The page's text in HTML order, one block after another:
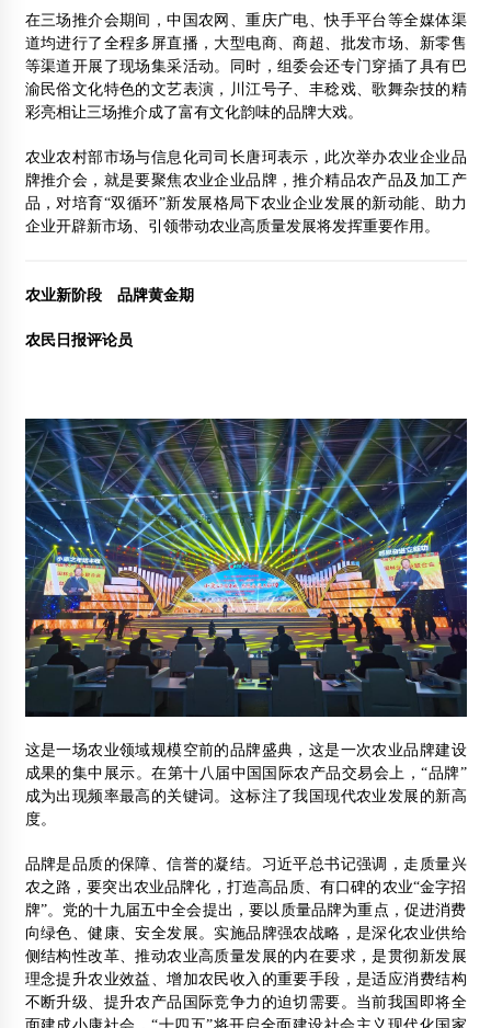
在三场推介会期间，中国农网、重庆广电、快手平台等全媒体渠
道均进行了全程多屏直播，大型电商、商超、批发市场、新零售
等渠道开展了现场集采活动。同时，组委会还专门穿插了具有巴
渝民俗文化特色的文艺表演，川江号子、丰稔戏、歌舞杂技的精
彩亮相让三场推介成了富有文化韵味的品牌大戏。
农业农村部市场与信息化司司长唐珂表示，此次举办农业企业品
牌推介会，就是要聚焦农业企业品牌，推介精品农产品及加工产
品，对培育“双循环”新发展格局下农业企业发展的新动能、助力
企业开辟新市场、引领带动农业高质量发展将发挥重要作用。
农业新阶段 品牌黄金期
农民日报评论员
这是一场农业领域规模空前的品牌盛典，这是一次农业品牌建设
成果的集中展示。在第十八届中国国际农产品交易会上，“品牌”
成为出现频率最高的关键词。这标注了我国现代农业发展的新高
度。
品牌是品质的保障、信誉的凝结。习近平总书记强调，走质量兴
农之路，要突出农业品牌化，打造高品质、有口碑的农业“金字招
牌”。党的十九届五中全会提出，要以质量品牌为重点，促进消费
向绿色、健康、安全发展。实施品牌强农战略，是深化农业供给
侧结构性改革、推动农业高质量发展的内在要求，是贯彻新发展
理念提升农业效益、增加农民收入的重要手段，是适应消费结构
不断升级、提升农产品国际竞争力的迫切需要。当前我国即将全